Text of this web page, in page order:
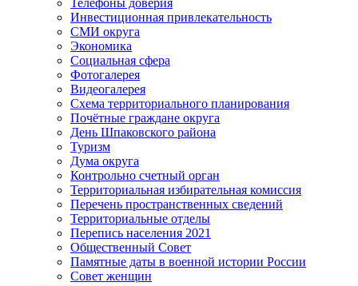
Телефоны доверия
Инвестиционная привлекательность
СМИ округа
Экономика
Социальная сфера
Фотогалерея
Видеогалерея
Схема территориального планирования
Почётные граждане округа
День Шпаковского района
Туризм
Дума округа
Контрольно счетный орган
Территориальная избирательная комиссия
Перечень пространственных сведений
Территориальные отделы
Перепись населения 2021
Общественный Совет
Памятные даты в военной истории России
Совет женщин